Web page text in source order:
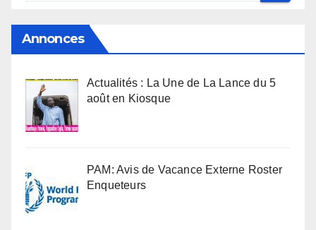
Annonces
Actualités : La Une de La Lance du 5
août en Kiosque
PAM: Avis de Vacance Externe Roster
Enqueteurs